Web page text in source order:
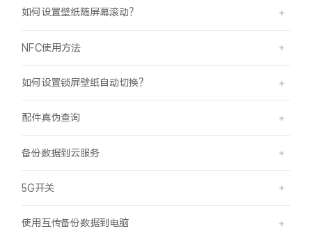
如何设置壁纸随屏幕滚动？
NFC使用方法
如何设置锁屏壁纸自动切换？
配件真伪查询
备份数据到云服务
5G开关
使用互传备份数据到电脑